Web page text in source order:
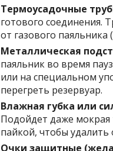
Термоусадочные
готового соединения.
от газового паяльника
Металлическая
паяльник во время
или на специальном
перегреть резервуар.
Влажная губка или
Подойдет даже
пайкой, чтобы удалить
Очки защитные